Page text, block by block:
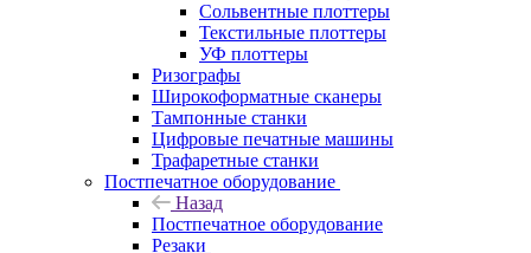
Сольвентные плоттеры
Текстильные плоттеры
УФ плоттеры
Ризографы
Широкоформатные сканеры
Тампонные станки
Цифровые печатные машины
Трафаретные станки
Постпечатное оборудование
Назад
Постпечатное оборудование
Резаки